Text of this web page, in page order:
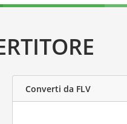
Converti da FLV